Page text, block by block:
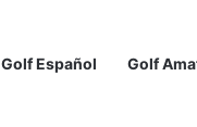
Golf Español Golf